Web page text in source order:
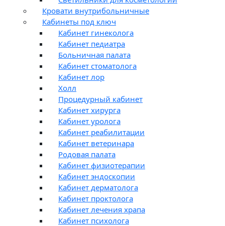
Кровати внутрибольничные
Кабинеты под ключ
Кабинет гинеколога
Кабинет педиатра
Больничная палата
Кабинет стоматолога
Кабинет лор
Холл
Процедурный кабинет
Кабинет хирурга
Кабинет уролога
Кабинет реабилитации
Кабинет ветеринара
Родовая палата
Кабинет физиотерапии
Кабинет эндоскопии
Кабинет дерматолога
Кабинет проктолога
Кабинет лечения храпа
Кабинет психолога